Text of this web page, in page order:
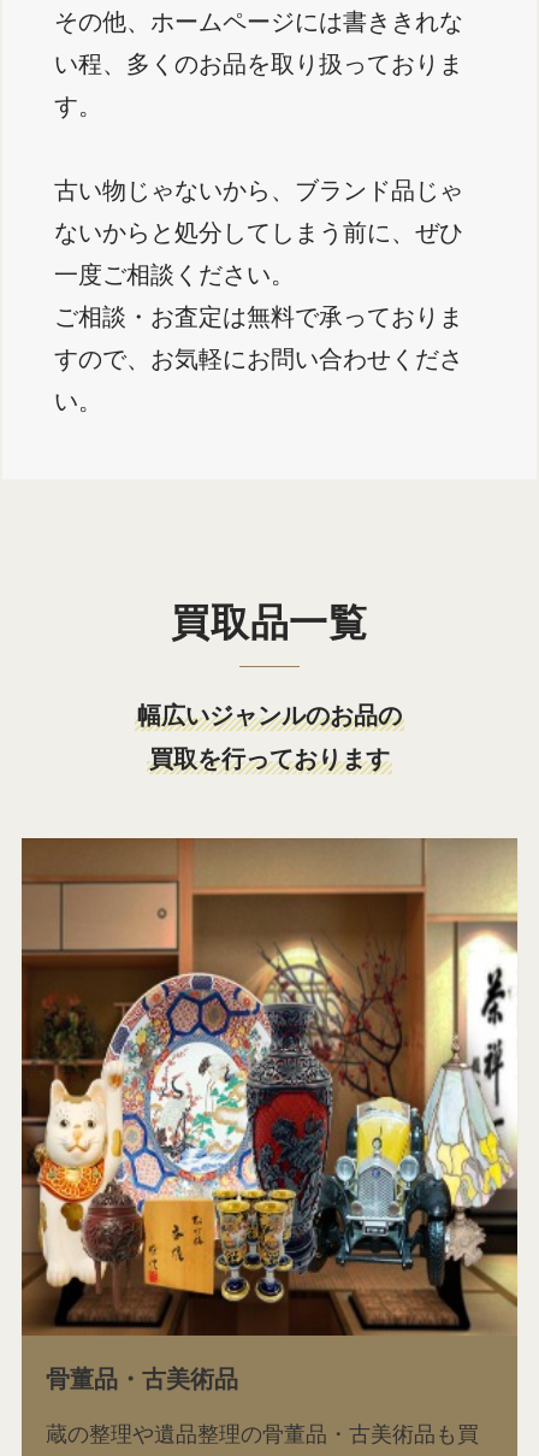
その他、ホームページには書ききれな
い程、多くのお品を取り扱っておりま
す。
古い物じゃないから、ブランド品じゃ
ないからと処分してしまう前に、ぜひ
一度ご相談ください。
ご相談・お査定は無料で承っておりま
すので、お気軽にお問い合わせくださ
い。
買取品一覧
幅広いジャンルのお品の
買取を行っております
骨董品・古美術品
蔵の整理や遺品整理の骨董品・古美術品も買